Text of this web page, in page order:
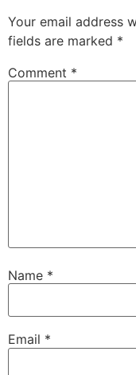
Your email address
fields are marked *
Comment *
Name *
Email *